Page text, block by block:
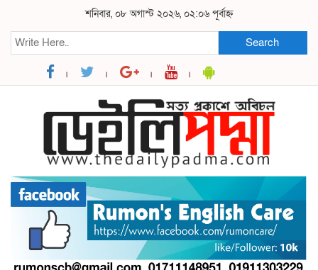
শনিবার, ০৮ অগাস্ট ২০২৬, ০২:০৬ পূর্বাহ্ন
Search